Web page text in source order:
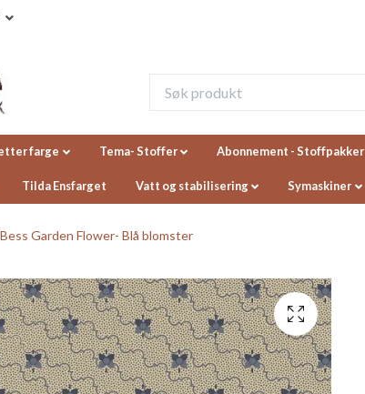
farge Tema- Stoffer Abonnement - Stoffpakker
Tilda Ensfarget Vatt og stabilisering Symaskiner
Bess Garden Flower- Blå blomster